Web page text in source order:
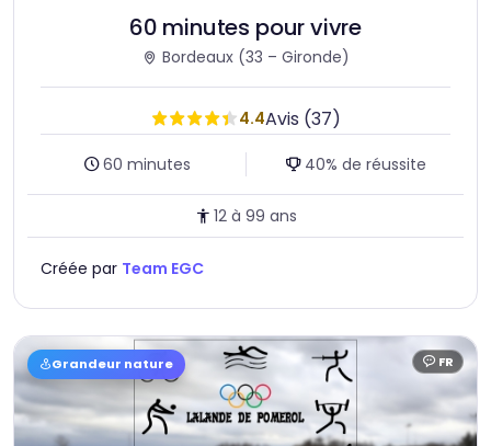
60 minutes pour vivre
Bordeaux(33 – Gironde)
4.4Avis (37)
Durée :
60 minutes Taux de réussite :
40% de réussite
Age :
12 à 99 ans
Créée par Team EGC
Grandeur nature Langue :
FR